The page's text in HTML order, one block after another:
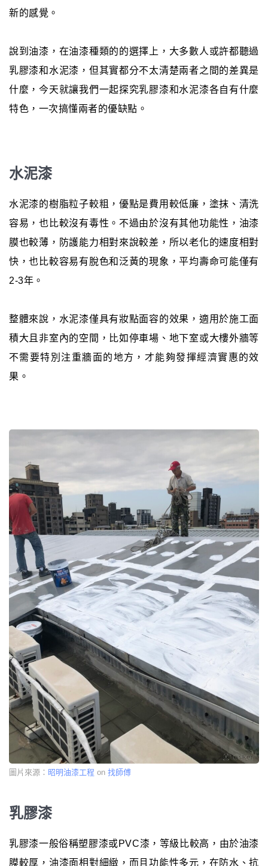
新的感覺。
說到油漆，在油漆種類的的選擇上，大多數人或許都聽過
乳膠漆和水泥漆，但其實都分不太清楚兩者之間的差異是
什麼，今天就讓我們一起探究乳膠漆和水泥漆各自有什麼
特色，一次搞懂兩者的優缺點。
水泥漆
水泥漆的樹脂粒子較粗，優點是費用較低廉，塗抹、清洗
容易，也比較沒有毒性。不過由於沒有其他功能性，油漆
膜也較薄，防護能力相對來說較差，所以老化的速度相對
快，也比較容易有脫色和泛黃的現象，平均壽命可能僅有
2-3年。
整體來說，水泥漆僅具有妝點面容的效果，適用於施工面
積大且非室內的空間，比如停車場、地下室或大樓外牆等
不需要特別注重牆面的地方，才能夠發揮經濟實惠的效
果。
圖片來源： 昭明油漆工程 on 找師傅
乳膠漆
乳膠漆一般俗稱塑膠漆或PVC漆，等級比較高，由於油漆
膜較厚，油漆面相對細緻，而且功能性多元，在防水、抗